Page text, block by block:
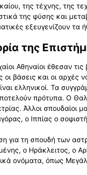
της τέχνης, της
της φύσης και
εξευγενίζουν τα
της
Αθηναίοι έθεσαν
οι βάσεις και οι αρχές
ελληνικοί. Τα
πρότυπα. Ο
Άλλοι σπουδαίοι
ο Ιππίας ο
για τη σπουδή των
ο Ηράκλειτος, ο
ονόματα, όπως